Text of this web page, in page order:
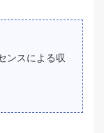
ンスによる収